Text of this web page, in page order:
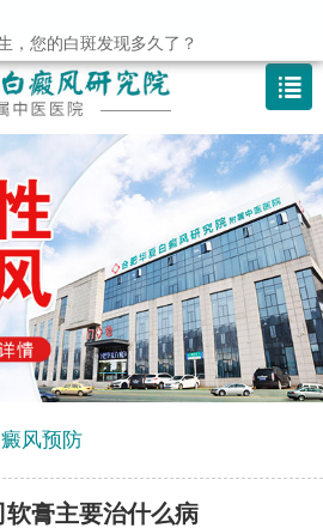
风预防
软膏主要治什么病
，您的白斑发现多久了？